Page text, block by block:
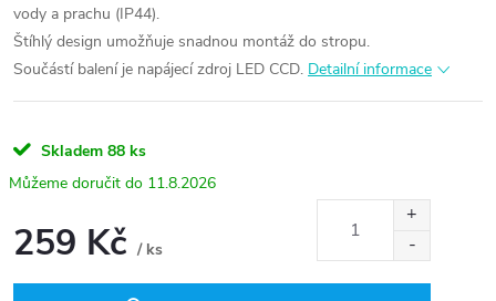
vody a prachu (IP44).
Štíhlý design umožňuje snadnou montáž do stropu.
Součástí balení je napájecí zdroj LED CCD. Detailní informace
Skladem 88 ks
11.8.2026
259 Kč / ks